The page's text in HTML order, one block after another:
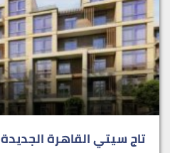
تاج سيتي القاهرة الجديدة Taj City New Cairo